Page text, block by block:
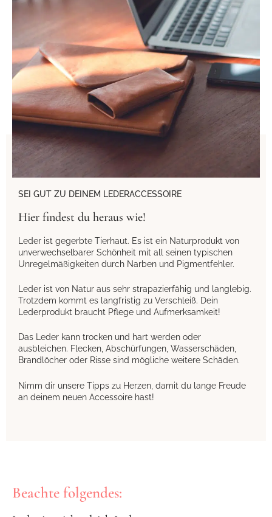
SEI GUT ZU DEINEM LEDERACCESSOIRE
Hier findest du heraus wie!
Leder ist gegerbte Tierhaut. Es ist ein Naturprodukt von
unverwechselbarer Schönheit mit all seinen typischen
Unregelmäßigkeiten durch Narben und Pigmentfehler.
Leder ist von Natur aus sehr strapazierfähig und langlebig.
Trotzdem kommt es langfristig zu Verschleiß. Dein
Lederprodukt braucht Pflege und Aufmerksamkeit!
Das Leder kann trocken und hart werden oder
ausbleichen. Flecken, Abschürfungen, Wasserschäden,
Brandlöcher oder Risse sind mögliche weitere Schäden.
Nimm dir unsere Tipps zu Herzen, damit du lange Freude
an deinem neuen Accessoire hast!
Beachte folgendes: